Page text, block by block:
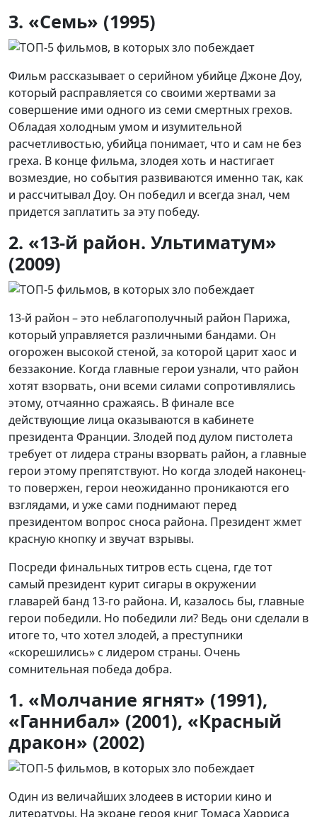
3. «Семь» (1995)
Фильм рассказывает о серийном убийце Джоне Доу,
который расправляется со своими жертвами за
совершение ими одного из семи смертных грехов.
Обладая холодным умом и изумительной
расчетливостью, убийца понимает, что и сам не без
греха. В конце фильма, злодея хоть и настигает
возмездие, но события развиваются именно так, как
и рассчитывал Доу. Он победил и всегда знал, чем
придется заплатить за эту победу.
2. «13-й район. Ультиматум»
(2009)
13-й район – это неблагополучный район Парижа,
который управляется различными бандами. Он
огорожен высокой стеной, за которой царит хаос и
беззаконие. Когда главные герои узнали, что район
хотят взорвать, они всеми силами сопротивлялись
этому, отчаянно сражаясь. В финале все
действующие лица оказываются в кабинете
президента Франции. Злодей под дулом пистолета
требует от лидера страны взорвать район, а главные
герои этому препятствуют. Но когда злодей наконец-
то повержен, герои неожиданно проникаются его
взглядами, и уже сами поднимают перед
президентом вопрос сноса района. Президент жмет
красную кнопку и звучат взрывы.
Посреди финальных титров есть сцена, где тот
самый президент курит сигары в окружении
главарей банд 13-го района. И, казалось бы, главные
герои победили. Но победили ли? Ведь они сделали в
итоге то, что хотел злодей, а преступники
«скорешились» с лидером страны. Очень
сомнительная победа добра.
1. «Молчание ягнят» (1991),
«Ганнибал» (2001), «Красный
дракон» (2002)
Один из величайших злодеев в истории кино и
литературы. На экране героя книг Томаса Харриса